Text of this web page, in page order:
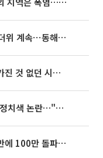
[내일 날씨] 폭염 한풀 꺾여도 무더위 계속⋯동해안 이틀 연속 비
임영웅, 어느덧 데뷔 10주년⋯"가진 것 없던 시절, 내 앞엔 20명의 팬뿐"
김희철, '뒤집힌 태극기' 지적 후 정치색 논란…"좌우 떠나 우리나라 국기"
놀란 감독 '오디세이', 개봉 4일 만에 100만 돌파⋯'왕사남' 보다 빠르다